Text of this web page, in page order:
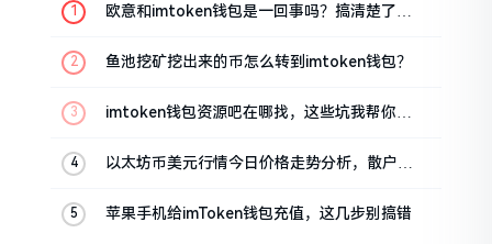
欧意和imtoken钱包是一回事吗？搞清楚了再
鱼池挖矿挖出来的币怎么转到imtoken钱包？
imtoken钱包资源吧在哪找，这些坑我帮你趟
以太坊币美元行情今日价格走势分析，散户如
苹果手机给imToken钱包充值，这几步别搞错